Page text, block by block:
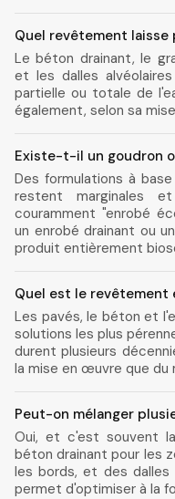
Quel revêtement laisse
Le béton drainant, le
et les dalles
partielle ou totale de
également, selon sa
Existe-t-il un goudron
Des formulations à
restent marginales
couramment "enrobé
un enrobé drainant ou
produit entièrement
Quel est le revêtement
Les pavés, le béton et
solutions les plus
durent plusieurs
la mise en œuvre que du
Peut-on mélanger
Oui, et c'est souvent
béton drainant pour les
les bords, et des
permet d'optimiser à la